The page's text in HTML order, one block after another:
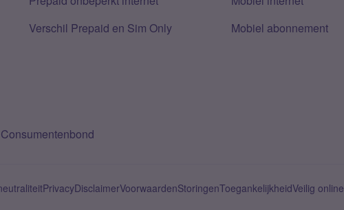
Verschil Prepaid en Sim Only
Mobiel abonnement
PrivacyDisclaimerVoorwaardenStoringenToegankelijkheidVeilig online